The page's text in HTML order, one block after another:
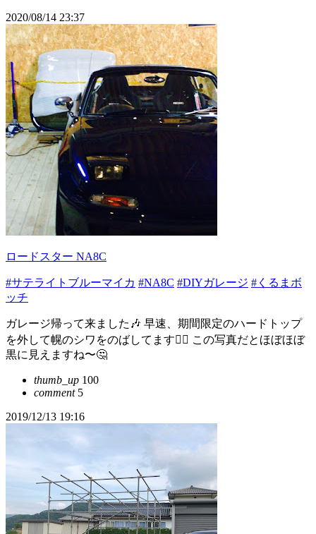
2020/08/14 23:37
ロードスター NA8C
#サテライトブルーマイカ #NA8C #DIYガレージ #くるまボ
ッチ
ガレージ帰って来ました🎶 早速、期間限定のハードトップ
を外して幌のシワをのばしてます🙋‍♂️ この写真だとほぼほぼ
黒に見えますね〜🤔
thumb_up 100
comment5
2019/12/13 19:16